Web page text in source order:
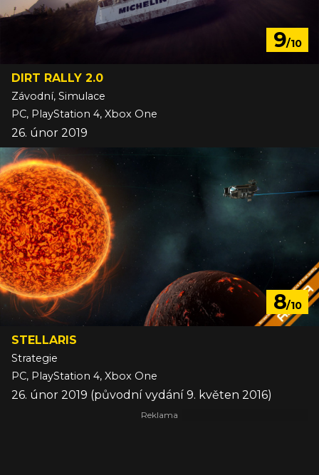
9/10
DIRT RALLY 2.0
Závodní, Simulace
PC, PlayStation 4, Xbox One
26. únor 2019
8/10
STELLARIS
Strategie
PC, PlayStation 4, Xbox One
26. únor 2019 (původní vydání 9. květen 2016)